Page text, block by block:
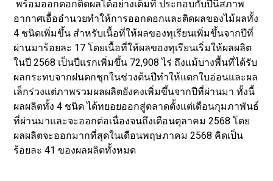
พร้อมออกดอกติดผลได้อย่างเต็มที่ ประกอบกับปีนี้สภาพ
อากาศเอื้ออำนวยทำให้การออกดอกและติดผลของไม้ผลทั้ง
4 ชนิดเพิ่มขึ้น สำหรับเนื้อที่ให้ผลของทุเรียนเพิ่มขึ้นจากปีที่
ผ่านมาร้อยละ 17 โดยเนื้อที่ให้ผลของทุเรียนเริ่มให้ผลผลิต
ในปี 2568 เป็นปีแรกเพิ่มขึ้น 72,908 ไร่ ถึงแม้บางพื้นที่ได้รับ
ผลกระทบจากฝนตกชุกในช่วงต้นปีทำให้แตกใบอ่อนและผล
เล็กร่วงแต่ภาพรวมผลผลิตยังคงเพิ่มขึ้นจากปีที่ผ่านมา ทั้งนี้
ผลผลิตทั้ง 4 ชนิด ได้ทยอยออกสู่ตลาดตั้งแต่เดือนกุมภาพันธ์
ที่ผ่านมาและจะออกต่อเนื่องจนถึงเดือนตุลาคม 2568 โดย
ผลผลิตจะออกมากที่สุดในเดือนพฤษภาคม 2568 คิดเป็น
ร้อยละ 41 ของผลผลิตทั้งหมด